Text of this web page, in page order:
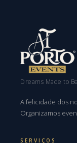
Dreams Made to
A felicidade dos
Organizamos
SERVIÇOS